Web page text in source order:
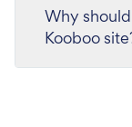
Why
Kooboo